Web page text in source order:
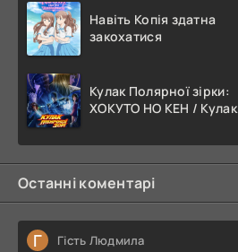
Навіть Копія здатна
закохатися
Кулак Полярної зірки:
ХОКУТО НО КЕН / Кулак
Останні коментарі
Г Гість Людмила